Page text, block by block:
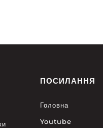
ПОСИЛАННЯ
Головна
Youtube